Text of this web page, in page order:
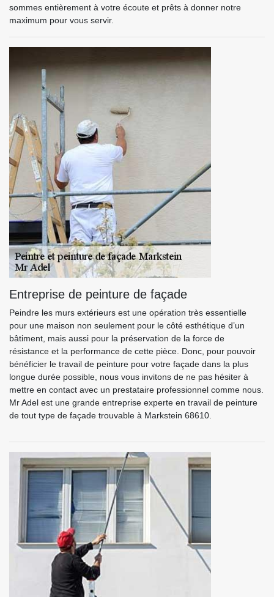
sommes entièrement à votre écoute et prêts à donner notre
maximum pour vous servir.
Entreprise de peinture de façade
Peindre les murs extérieurs est une opération très essentielle
pour une maison non seulement pour le côté esthétique d’un
bâtiment, mais aussi pour la préservation de la force de
résistance et la performance de cette pièce. Donc, pour pouvoir
bénéficier le travail de peinture pour votre façade dans la plus
longue durée possible, nous vous invitons de ne pas hésiter à
mettre en contact avec un prestataire professionnel comme nous.
Mr Adel est une grande entreprise experte en travail de peinture
de tout type de façade trouvable à Markstein 68610.